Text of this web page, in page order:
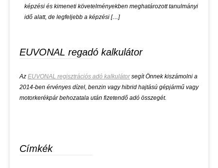
képzési és kimeneti követelményekben meghatározott tanulmányi
idő alatt, de legfeljebb a képzési […]
EUVONAL regadó kalkulátor
Az EUVONAL regisztrációs adó kalkulátorsegít Önnek kiszámolni a
2014-ben érvényes dízel, benzin vagy hibrid hajtású gépjármű vagy
motorkerékpár behozatala után fizetendő adó összegét.
Címkék